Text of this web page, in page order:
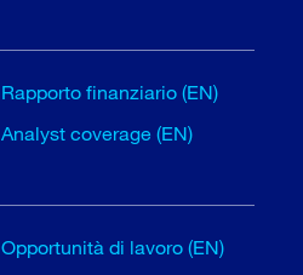
Rapporto finanziario (EN)
Analyst coverage (EN)
Opportunità di lavoro (EN)